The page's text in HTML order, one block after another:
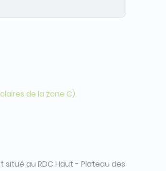
de la zone C)
au RDC Haut - Plateau des